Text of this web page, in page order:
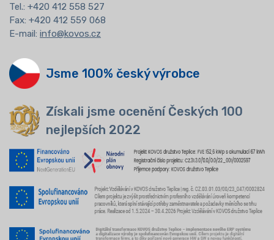
Tel.: +420 412 558 527
Fax: +420 412 559 068
E-mail: info@kovos.cz
Jsme 100% český výrobce
Získali jsme ocenění Českých 100
nejlepších 2022